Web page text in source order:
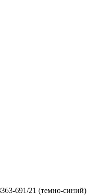
691/21 (темно-синий)